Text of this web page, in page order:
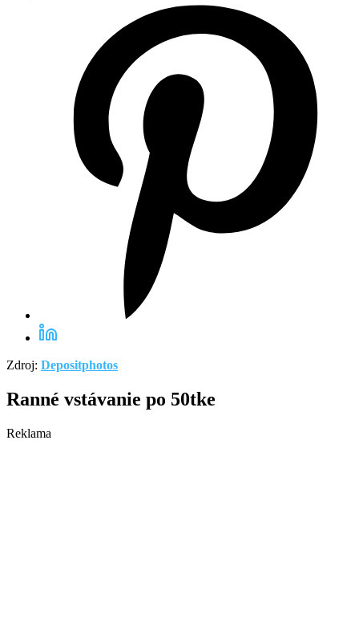
Zdroj: Depositphotos
Ranné vstávanie po 50tke
Reklama